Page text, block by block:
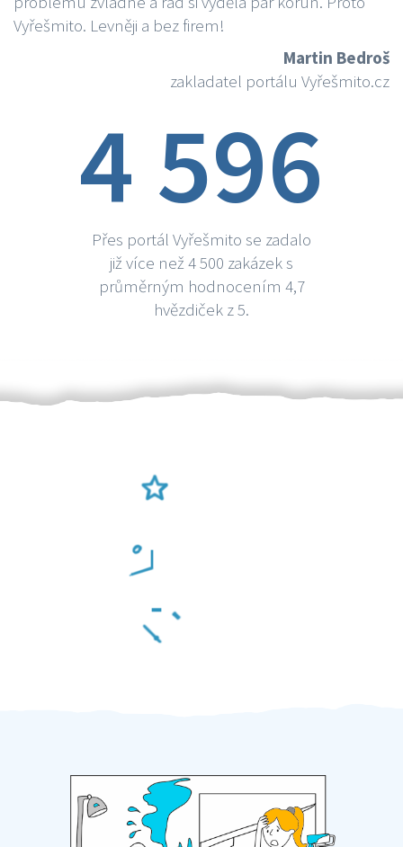
Vyřešmito. Levněji a bez firem!
Martin Bedroš
zakladatel portálu Vyřešmito.cz
4 596
Přes portál Vyřešmito se zadalo
již více než 4 500 zakázek s
průměrným hodnocením 4,7
hvězdiček z 5.